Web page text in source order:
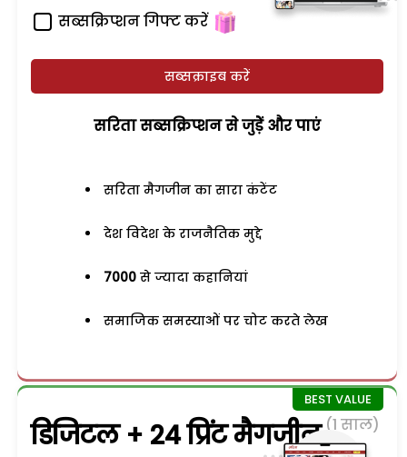
सब्सक्रिप्शन गिफ्ट करें
सब्सक्राइब करें
सरिता सब्सक्रिप्शन से जुड़ेें और पाएं
सरिता मैगजीन का सारा कंटेंट
देश विदेश के राजनैतिक मुद्दे
7000 से ज्यादा कहानियां
समाजिक समस्याओं पर चोट करते लेख
डिजिटल + 24 प्रिंट मैगजीन (1 साल)